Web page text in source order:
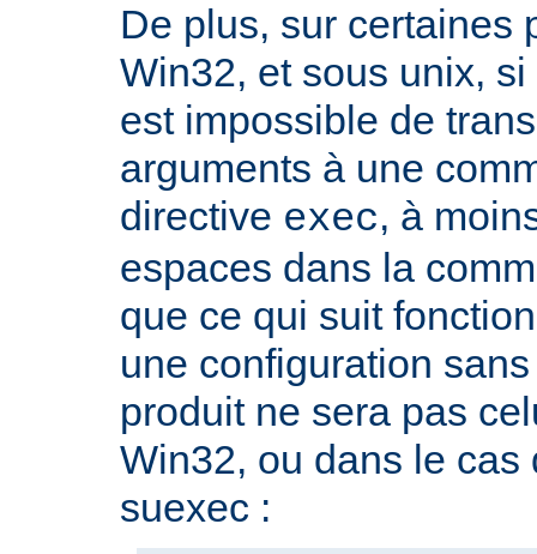
De plus, sur certaines
Win32, et sous unix,
est impossible de
arguments à une
directive exec, à
espaces dans la
que ce qui suit
une configuration
produit ne sera pas
Win32, ou dans le cas
suexec :